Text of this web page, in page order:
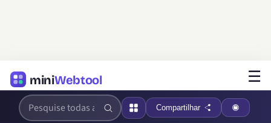
miniWebtool ☰
Compartilhar